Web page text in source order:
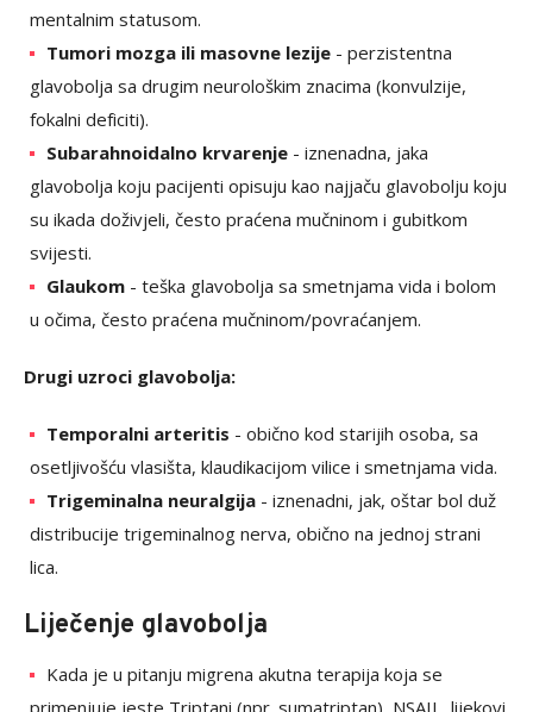
mentalnim statusom.
Tumori mozga ili masovne lezije - perzistentna
glavobolja sa drugim neurološkim znacima (konvulzije,
fokalni deficiti).
Subarahnoidalno krvarenje - iznenadna, jaka
glavobolja koju pacijenti opisuju kao najjaču glavobolju koju
su ikada doživjeli, često praćena mučninom i gubitkom
svijesti.
Glaukom - teška glavobolja sa smetnjama vida i bolom
u očima, često praćena mučninom/povraćanjem.
Drugi uzroci glavobolja:
Temporalni arteritis - obično kod starijih osoba, sa
osetljivošću vlasišta, klaudikacijom vilice i smetnjama vida.
Trigeminalna neuralgija - iznenadni, jak, oštar bol duž
distribucije trigeminalnog nerva, obično na jednoj strani
lica.
Liječenje glavobolja
Kada je u pitanju migrena akutna terapija koja se